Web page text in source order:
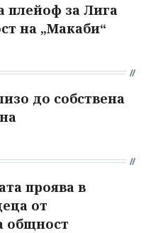
плейоф за Лига
на „Макаби“
до собствена
проява в
от
общност